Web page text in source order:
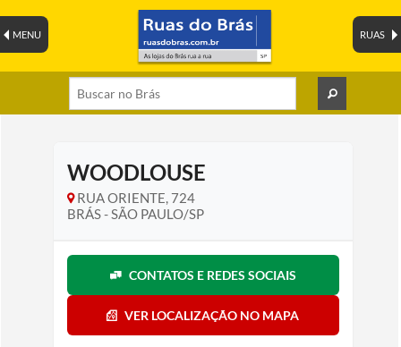
RUAS
MENU
WOODLOUSE
RUA ORIENTE, 724
BRÁS - SÃO PAULO/SP
CONTATOS E REDES SOCIAIS
VER LOCALIZAÇÃO NO MAPA